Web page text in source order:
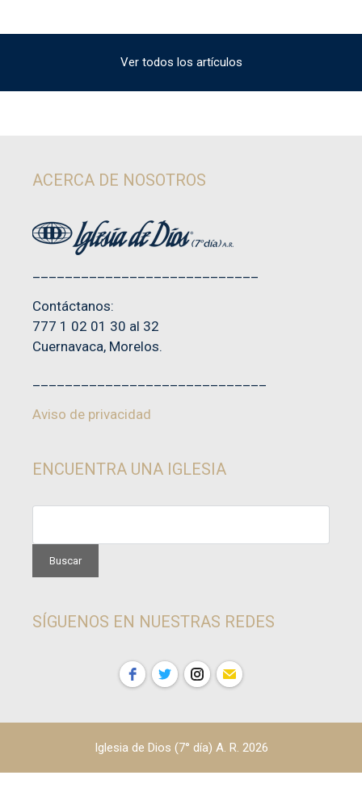
Ver todos los artículos
ACERCA DE NOSOTROS
Contáctanos:
777 1 02 01 30 al 32
Cuernavaca, Morelos.
Aviso de privacidad
ENCUENTRA UNA IGLESIA
SÍGUENOS EN NUESTRAS REDES
Iglesia de Dios (7° día) A. R. 2026